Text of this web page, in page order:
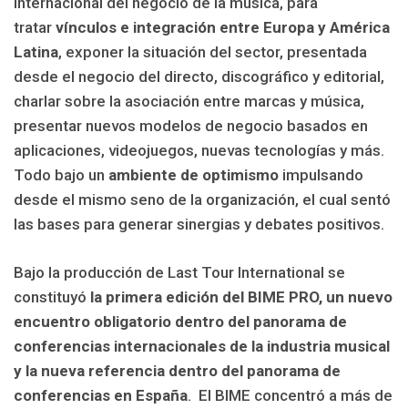
tratar vínculos e integración entre Europa y América
Latina, exponer la situación del sector, presentada
desde el negocio del directo, discográfico y editorial,
charlar sobre la asociación entre marcas y música,
presentar nuevos modelos de negocio basados en
aplicaciones, videojuegos, nuevas tecnologías y más.
Todo bajo un ambiente de optimismo impulsando
desde el mismo seno de la organización, el cual sentó
las bases para generar sinergias y debates positivos.
Bajo la producción de Last Tour International se
constituyó la primera edición del BIME PRO, un nuevo
encuentro obligatorio dentro del panorama de
conferencias internacionales de la industria musical
y la nueva referencia dentro del panorama de
conferencias en España. El BIME concentró a más de